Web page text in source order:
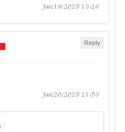
Jun/18/2025 13:26
Reply
Jun/20/2025 21:53